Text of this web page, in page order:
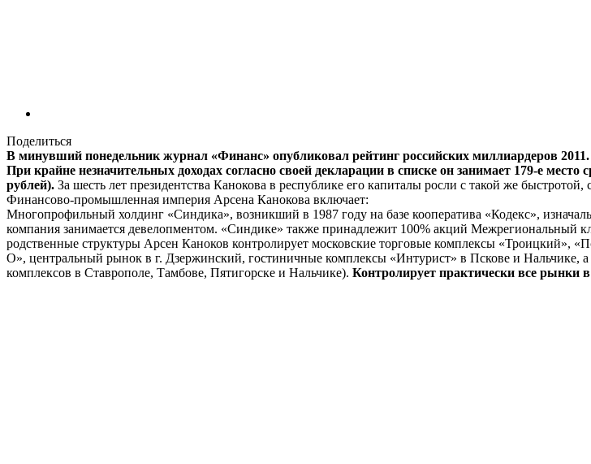
Поделиться
В минувший понедельник журнал «Финанс» опубликовал рейтинг российских миллиардеров
При крайне незначительных доходах согласно своей декларации в списке он занимает 179-е
рублей). За шесть лет президентства Канокова в республике его капиталы росли с такой же быстротой,
Финансово-промышленная империя Арсена Канокова включает:
Многопрофильный холдинг «Синдика», возникший в 1987 году на базе кооператива «Кодекс»,
компания занимается девелопментом. «Синдике» также принадлежит 100% акций
родственные структуры Арсен Каноков контролирует московские торговые комплексы «Троицкий»,
О», центральный рынок в г. Дзержинский, гостиничные комплексы «Интурист» в Пскове и Нальчике, а
комплексов в Ставрополе, Тамбове, Пятигорске и Нальчике). Контролирует практически все рынки